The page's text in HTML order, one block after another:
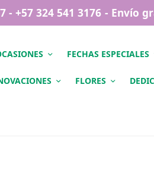
- +57 324 541 3176 -
FECHAS ESPECIALES
FLORES